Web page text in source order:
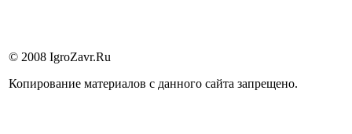
© 2008 IgroZavr.Ru
Копирование материалов с данного сайта запрещено.